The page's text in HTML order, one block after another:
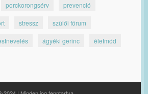
porckorongsérv prevenció
stressz szülői fórum
ágyéki gerinc életmód